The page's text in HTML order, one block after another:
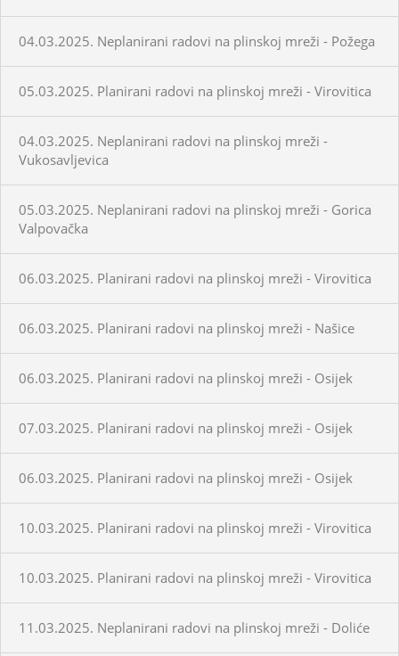
04.03.2025. Neplanirani radovi na plinskoj mreži - Požega
05.03.2025. Planirani radovi na plinskoj mreži - Virovitica
04.03.2025. Neplanirani radovi na plinskoj mreži -
Vukosavljevica
05.03.2025. Neplanirani radovi na plinskoj mreži - Gorica
Valpovačka
06.03.2025. Planirani radovi na plinskoj mreži - Virovitica
06.03.2025. Planirani radovi na plinskoj mreži - Našice
06.03.2025. Planirani radovi na plinskoj mreži - Osijek
07.03.2025. Planirani radovi na plinskoj mreži - Osijek
06.03.2025. Planirani radovi na plinskoj mreži - Osijek
10.03.2025. Planirani radovi na plinskoj mreži - Virovitica
10.03.2025. Planirani radovi na plinskoj mreži - Virovitica
11.03.2025. Neplanirani radovi na plinskoj mreži - Doliće